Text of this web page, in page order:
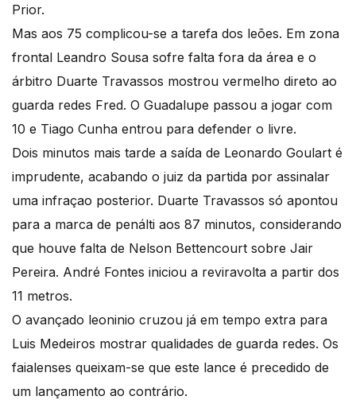
Prior.
Mas aos 75 complicou-se a tarefa dos leões. Em zona
frontal Leandro Sousa sofre falta fora da área e o
árbitro Duarte Travassos mostrou vermelho direto ao
guarda redes Fred. O Guadalupe passou a jogar com
10 e Tiago Cunha entrou para defender o livre.
Dois minutos mais tarde a saída de Leonardo Goulart é
imprudente, acabando o juiz da partida por assinalar
uma infraçao posterior. Duarte Travassos só apontou
para a marca de penálti aos 87 minutos, considerando
que houve falta de Nelson Bettencourt sobre Jair
Pereira. André Fontes iniciou a reviravolta a partir dos
11 metros.
O avançado leoninio cruzou já em tempo extra para
Luis Medeiros mostrar qualidades de guarda redes. Os
faialenses queixam-se que este lance é precedido de
um lançamento ao contrário.